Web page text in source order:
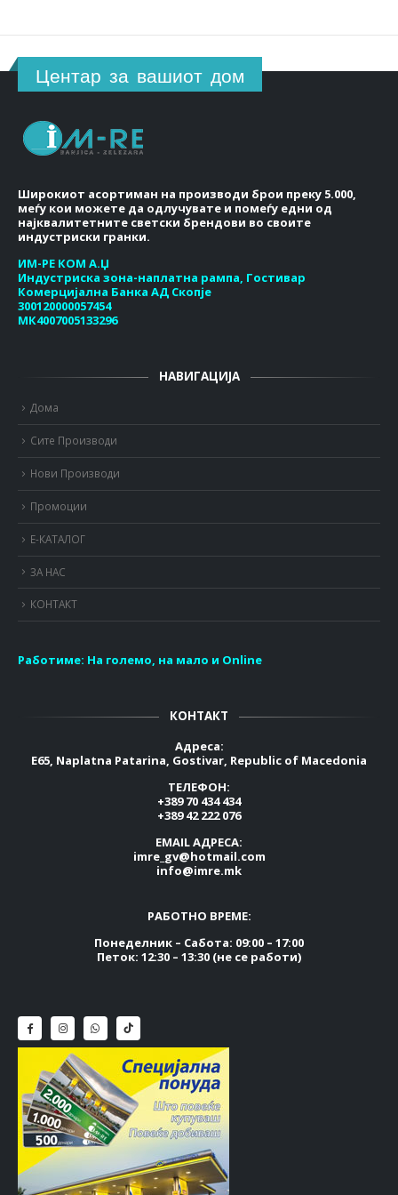
Центар за вашиот дом
Широкиот асортиман на производи брои преку 5.000,
меѓу кои можете да одлучувате и помеѓу едни од
најквалитетните светски брендови во своите
индустриски гранки.
ИМ-РЕ КОМ А.Џ
Индустриска зона-наплатна рампа, Гостивар
Комерцијална Банка АД Скопје
300120000057454
МК4007005133296
НАВИГАЦИЈА
Дома
Сите Производи
Нови Производи
Промоции
Е-КАТАЛОГ
ЗА НАС
КОНТАКТ
Работиме: На големо, на мало и Online
КОНТАКТ
Адреса:
E65, Naplatna Patarina, Gostivar, Republic of Macedonia
ТЕЛЕФОН:
+389 70 434 434
+389 42 222 076
EMAIL АДРЕСА:
imre_gv@hotmail.com
info@imre.mk
РАБОТНО ВРЕМЕ:
Понеделник – Сабота: 09:00 – 17:00
Петок: 12:30 – 13:30 (не се работи)